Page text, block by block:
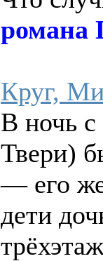
романа
Круг,
В ночь
Твери)
— его
дети